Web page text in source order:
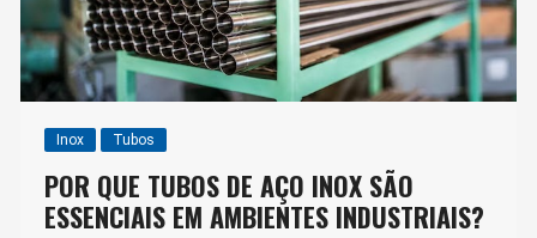
Inox Tubos
POR QUE TUBOS DE AÇO INOX SÃO
ESSENCIAIS EM AMBIENTES INDUSTRIAIS?